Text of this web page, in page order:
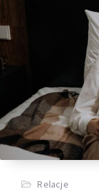
Relacje